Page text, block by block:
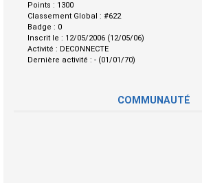
Points : 1300
Classement Global : #622
Badge : 0
Inscrit le : 12/05/2006 (12/05/06)
Activité : DECONNECTE
Dernière activité : - (01/01/70)
COMMUNAUTÉ